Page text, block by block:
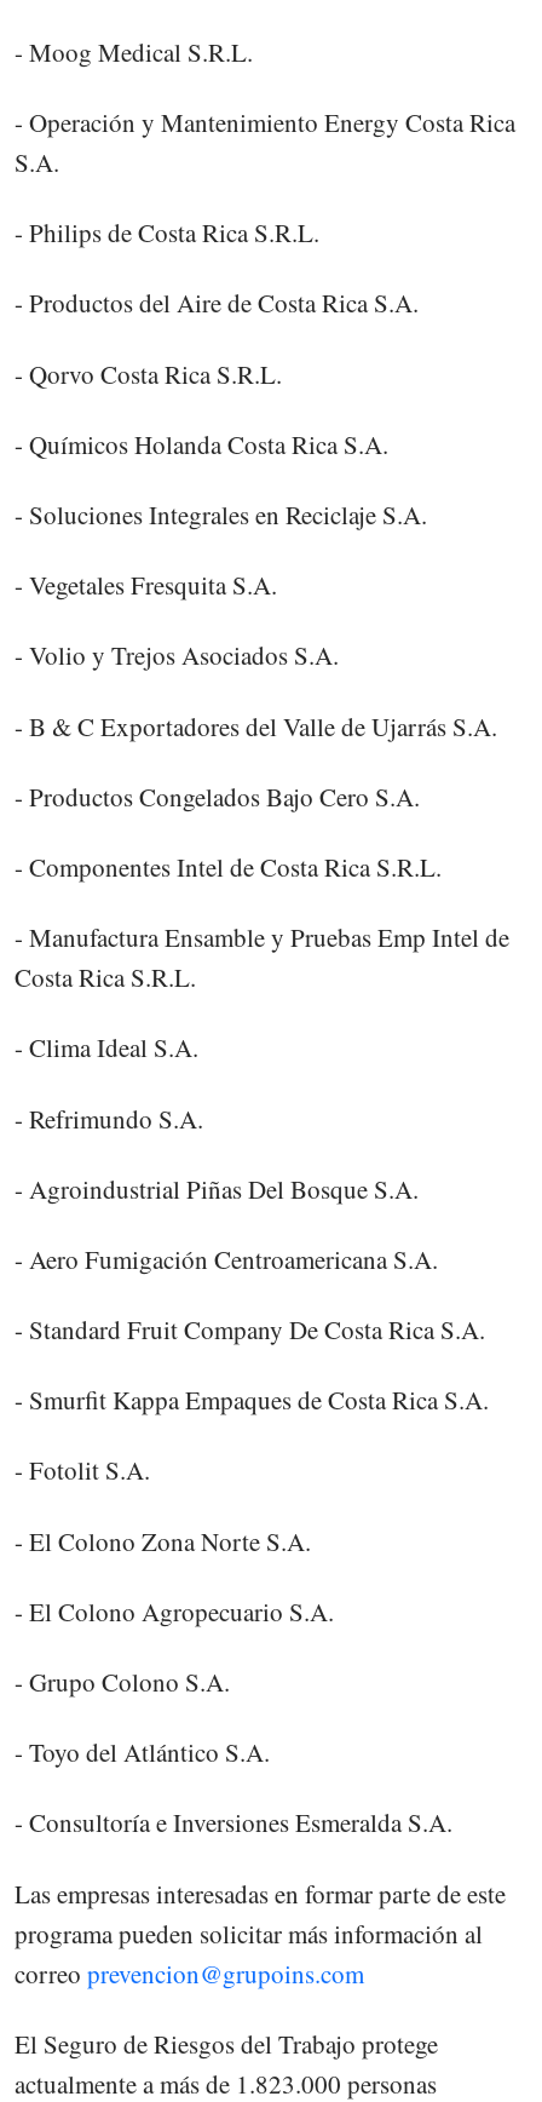
- Moog Medical S.R.L.
- Operación y Mantenimiento Energy Costa Rica
S.A.
- Philips de Costa Rica S.R.L.
- Productos del Aire de Costa Rica S.A.
- Qorvo Costa Rica S.R.L.
- Químicos Holanda Costa Rica S.A.
- Soluciones Integrales en Reciclaje S.A.
- Vegetales Fresquita S.A.
- Volio y Trejos Asociados S.A.
- B & C Exportadores del Valle de Ujarrás S.A.
- Productos Congelados Bajo Cero S.A.
- Componentes Intel de Costa Rica S.R.L.
- Manufactura Ensamble y Pruebas Emp Intel de
Costa Rica S.R.L.
- Clima Ideal S.A.
- Refrimundo S.A.
- Agroindustrial Piñas Del Bosque S.A.
- Aero Fumigación Centroamericana S.A.
- Standard Fruit Company De Costa Rica S.A.
- Smurfit Kappa Empaques de Costa Rica S.A.
- Fotolit S.A.
- El Colono Zona Norte S.A.
- El Colono Agropecuario S.A.
- Grupo Colono S.A.
- Toyo del Atlántico S.A.
- Consultoría e Inversiones Esmeralda S.A.
Las empresas interesadas en formar parte de este
programa pueden solicitar más información al
correo prevencion@grupoins.com
El Seguro de Riesgos del Trabajo protege
actualmente a más de 1.823.000 personas